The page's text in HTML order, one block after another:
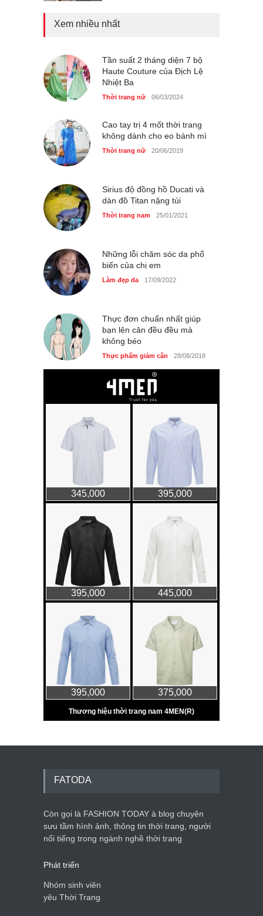
Chiếc áo dài cưới của Hoa
sáng tạo mới của giới trẻ
Thời trang nữ 21/10/2025
Xem nhiều nhất
Tần suất 2 tháng diện 7 bộ
Haute Couture của Địch Lệ
Nhiệt Ba
Thời trang nữ 06/03/2024
Cao tay trị 4 mốt thời trang
không dành cho eo bánh mì
Thời trang nữ 20/06/2019
Sirius độ đồng hồ Ducati và
dàn đồ Titan nặng túi
Thời trang nam 25/01/2021
Những lỗi chăm sóc da phổ
biến của chị em
Làm đẹp da 17/09/2022
Thực đơn chuẩn nhất giúp
bạn lên cân đều đều mà
không béo
Thực phẩm giảm cân 28/08/2018
FATODA
Còn gọi là FASHION TODAY à blog chuyên
sưu tầm hình ảnh, thông tin thời trang, người
nổi tiếng trong ngành nghề thời trang
Phát triển
Nhóm sinh viên
yêu Thời Trang